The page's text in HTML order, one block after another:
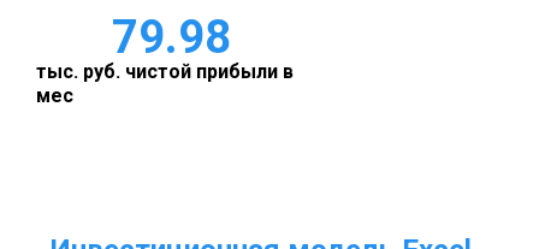
тыс. руб. чистой прибыли в
мес
79.98